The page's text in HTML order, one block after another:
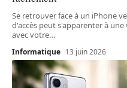
Se retrouver face à un iPhone
d'accès peut s'apparenter à
avec votre…
Informatique 13 juin 2026